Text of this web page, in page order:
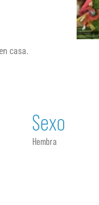
casa.
Sexo
Hembra